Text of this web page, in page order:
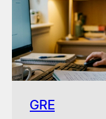
GRE
Отзывы
со всего мира